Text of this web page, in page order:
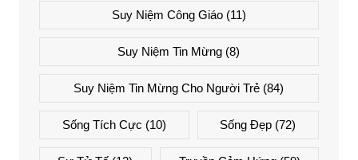
Suy Niệm Công Giáo(11)
Suy Niệm Tin Mừng (8)
Suy Niệm Tin Mừng Cho Người Trẻ (84)
Sống Tích Cực (10) Sống Đẹp (72)